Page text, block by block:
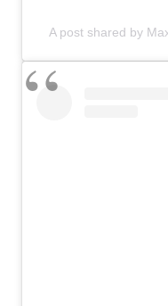
A post shared by